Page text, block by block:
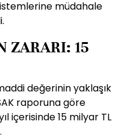
müdahale
ZARARI: 15
değerinin yaklaşık
raporuna göre
içerisinde 15 milyar TL